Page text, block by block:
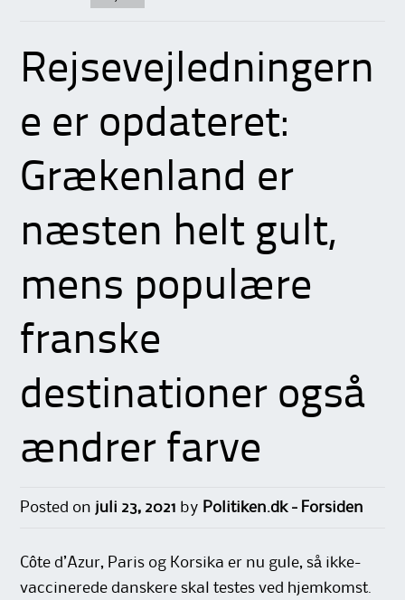
Rejsevejledningern
e er opdateret:
Grækenland er
næsten helt gult,
mens populære
franske
destinationer også
ændrer farve
Posted on juli 23, 2021 by Politiken.dk - Forsiden
Côte d’Azur, Paris og Korsika er nu gule, så ikke-
vaccinerede danskere skal testes ved hjemkomst.